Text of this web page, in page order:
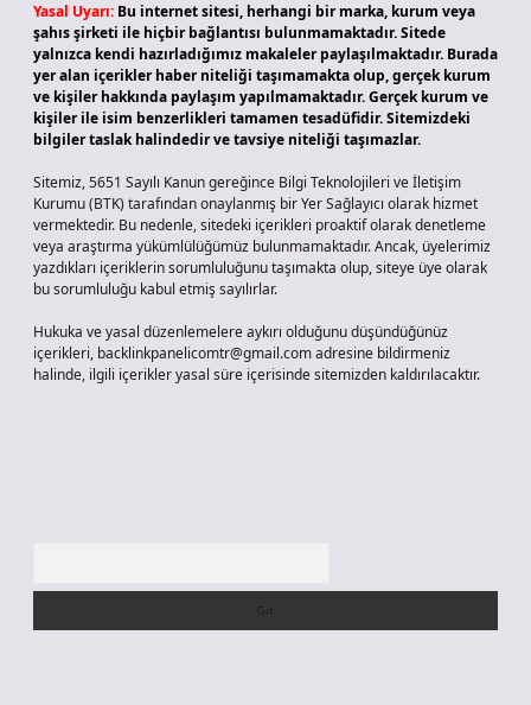
Yasal Uyarı: Bu internet sitesi, herhangi bir marka, kurum veya
şahıs şirketi ile hiçbir bağlantısı bulunmamaktadır. Sitede
yalnızca kendi hazırladığımız makaleler paylaşılmaktadır. Burada
yer alan içerikler haber niteliği taşımamakta olup, gerçek kurum
ve kişiler hakkında paylaşım yapılmamaktadır. Gerçek kurum ve
kişiler ile isim benzerlikleri tamamen tesadüfidir. Sitemizdeki
bilgiler taslak halindedir ve tavsiye niteliği taşımazlar.
Sitemiz, 5651 Sayılı Kanun gereğince Bilgi Teknolojileri ve İletişim
Kurumu (BTK) tarafından onaylanmış bir Yer Sağlayıcı olarak hizmet
vermektedir. Bu nedenle, sitedeki içerikleri proaktif olarak denetleme
veya araştırma yükümlülüğümüz bulunmamaktadır. Ancak, üyelerimiz
yazdıkları içeriklerin sorumluluğunu taşımakta olup, siteye üye olarak
bu sorumluluğu kabul etmiş sayılırlar.
Hukuka ve yasal düzenlemelere aykırı olduğunu düşündüğünüz
içerikleri, backlinkpanelicomtr@gmail.comadresine bildirmeniz
halinde, ilgili içerikler yasal süre içerisinde sitemizden kaldırılacaktır.